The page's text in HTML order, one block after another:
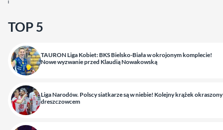
TOP 5
TAURON Liga Kobiet: BKS Bielsko-Biała w okrojonym komplecie!
Nowe wyzwanie przed Klaudią Nowakowską
Liga Narodów. Polscy siatkarze są w niebie! Kolejny krążek okraszony
dreszczowcem